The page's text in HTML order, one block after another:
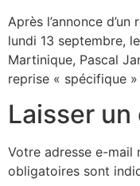
Après l’annonce
lundi 13 septembre,
Martinique, Pascal
reprise « spécifique
Laisser
Votre adresse e-mail
obligatoires sont